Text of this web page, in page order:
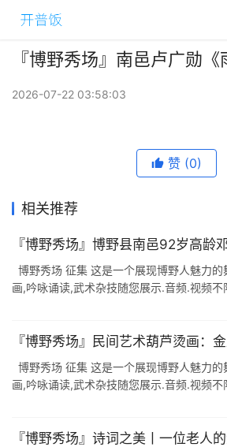
『博野秀场』南邑卢广勋《
2026-07-22 03:58:03
赞 (0)
相关推荐
『博野秀场』博野县南邑92岁高龄
博野秀场 征集 这是一个展现博野人魅力
画,吟咏诵读,武术杂技随您展示.音频.视频
『博野秀场』民间艺术葫芦烫画：
博野秀场 征集 这是一个展现博野人魅力
画,吟咏诵读,武术杂技随您展示.音频.视频
『博野秀场』诗词之美丨一位老人